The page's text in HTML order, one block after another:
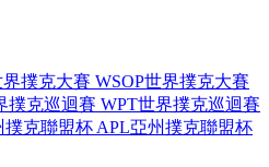
WSOP世界撲克大賽
WPT世界撲克巡迴賽
APL亞州撲克聯盟杯